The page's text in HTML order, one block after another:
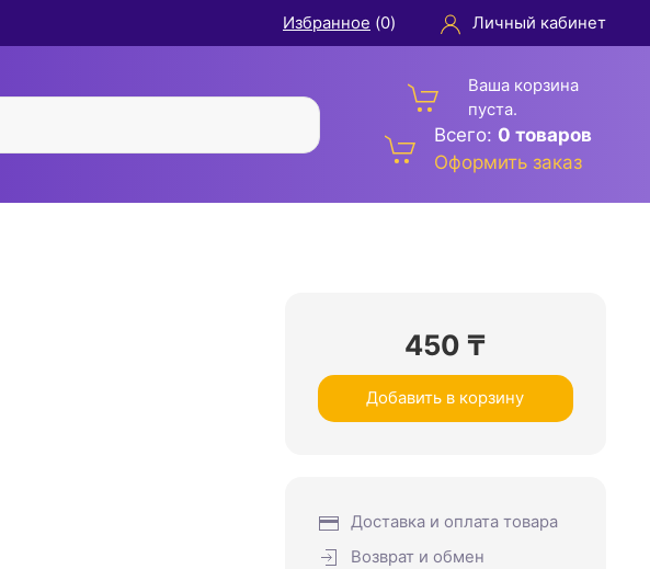
Избранное (0) Личный кабинет
Ваша корзина
пуста.
Всего: 0 товаров
Оформить заказ
450 ₸
Добавить в корзину
Доставка и оплата товара
Возврат и обмен